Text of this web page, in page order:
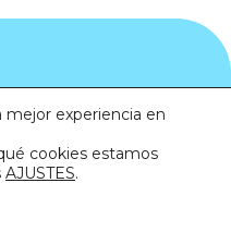
2020
de Cookies
mejor experiencia en
cookies estamos
AJUSTES.